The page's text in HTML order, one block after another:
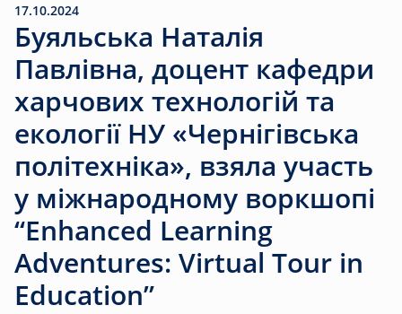
17.10.2024
Буяльська Наталія
Павлівна, доцент кафедри
харчових технологій та
екології НУ «Чернігівська
політехніка», взяла участь
у міжнародному воркшопі
“Enhanced Learning
Adventures: Virtual Tour in
Education”